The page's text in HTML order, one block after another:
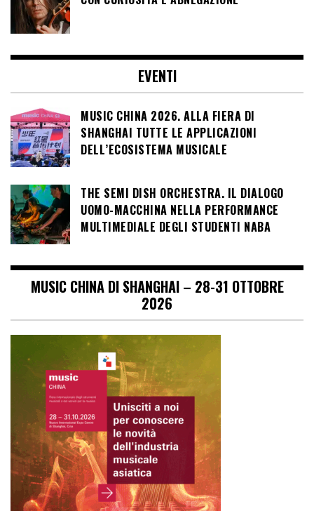
EVENTI
MUSIC CHINA 2026. ALLA FIERA DI
SHANGHAI TUTTE LE APPLICAZIONI
DELL’ECOSISTEMA MUSICALE
THE SEMI DISH ORCHESTRA. IL DIALOGO
UOMO-MACCHINA NELLA PERFORMANCE
MULTIMEDIALE DEGLI STUDENTI NABA
MUSIC CHINA DI SHANGHAI – 28-31 OTTOBRE
2026